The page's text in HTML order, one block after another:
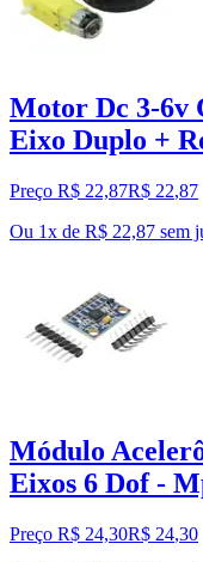
Motor Dc 3-6v
Eixo Duplo +
Preço R$ 22,87R$ 22,87
Ou 1x de R$ 22,87 sem
Módulo
Eixos 6 Dof -
Preço R$ 24,30R$ 24,30